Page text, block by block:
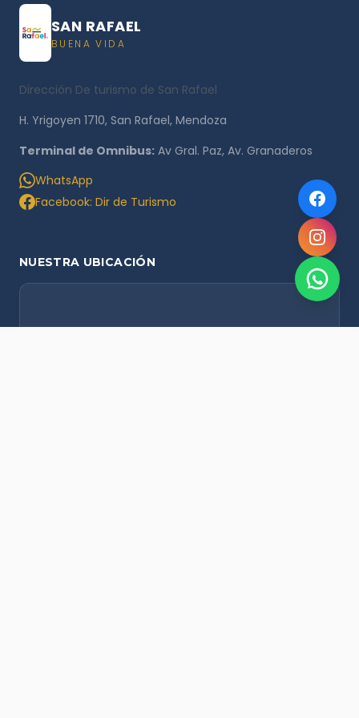
SAN RAFAEL
BUENA VIDA
Dirección De turismo de San Rafael
H. Yrigoyen 1710, San Rafael, Mendoza
Terminal de Omnibus: Av Gral. Paz, Av. Granaderos
WhatsApp
Facebook: Dir de Turismo
NUESTRA UBICACIÓN